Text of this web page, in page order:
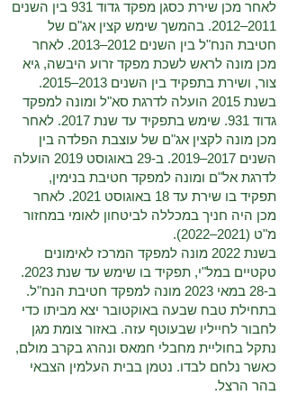
לאחר מכן שירת כסגן מפקד גדוד 931 בין השנים
2011–2012. בהמשך שימש קצין אג"ם של
חטיבת הנח"ל בין השנים 2012–2013. לאחר
מכן מונה לראש לשכת מפקד זרוע היבשה, גיא
צור, ושירת בתפקיד בין השנים 2013–2015.
בשנת 2015 הועלה לדרגת סא"ל ומונה למפקד
גדוד 931. שימש בתפקיד עד שנת 2017. לאחר
מכן מונה לקצין אג"ם של עוצבת הפלדה בין
השנים 2017–2019. ב-29 באוגוסט 2019 הועלה
לדרגת אל"ם ומונה למפקד חטיבת בנימין,
תפקיד בו שירת עד 18 באוגוסט 2021. לאחר
מכן היה חניך במכללה לביטחון לאומי במחזור
מ"ט (2021–2022).
בשנת 2022 מונה למפקד המרכז לאימונים
טקטיים במל"י, תפקיד בו שימש עד שנת 2023.
ב-28 במאי 2023 מונה למפקד חטיבת הנח"ל.
בתחילת טבח שבעה באוקטובר יצא מביתו כדי
לחבור לחייליו שבעוטף עזה. באזור צומת מגן
נתקל בחוליית מחבלי חמאס ונהרג בקרב מולם,
כאשר נלחם לבדו. נטמן בבית העלמין הצבאי
בהר הרצל.